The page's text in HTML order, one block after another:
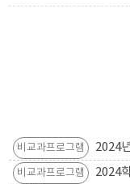
비교과프로그램 2024
비교과프로그램
2024